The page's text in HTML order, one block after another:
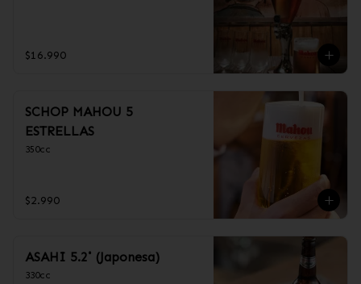
$16.990
SCHOP MAHOU 5
ESTRELLAS
350cc
$2.990
ASAHI 5.2˚ (Japonesa)
330cc